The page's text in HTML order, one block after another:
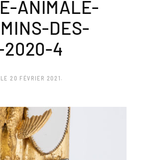
ANIMALE-
DES-
2020-4
LE 20 FÉVRIER 2021 .